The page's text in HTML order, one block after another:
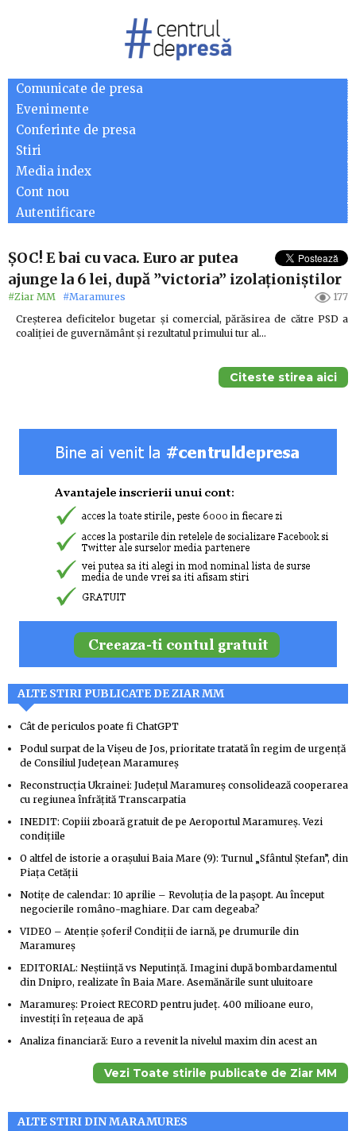
Comunicate de presa
Evenimente
Conferinte de presa
Stiri
Media index
Cont nou
Autentificare
ȘOC! E bai cu vaca. Euro ar putea
ajunge la 6 lei, după ”victoria” izolaționiștilor
#Ziar MM #Maramures
177
Creșterea deficitelor bugetar și comercial, părăsirea de către PSD a
coaliției de guvernământ și rezultatul primului tur al…
Citeste stirea aici
ALTE STIRI PUBLICATE DE ZIAR MM
Cât de periculos poate fi ChatGPT
Podul surpat de la Vișeu de Jos, prioritate tratată în regim de urgență
de Consiliul Județean Maramureș
Reconstrucția Ukrainei: Județul Maramureș consolidează cooperarea
cu regiunea înfrățită Transcarpatia
INEDIT: Copiii zboară gratuit de pe Aeroportul Maramureș. Vezi
condițiile
O altfel de istorie a orașului Baia Mare (9): Turnul „Sfântul Ștefan”, din
Piața Cetății
Notițe de calendar: 10 aprilie – Revoluția de la pașopt. Au început
negocierile româno-maghiare. Dar cam degeaba?
VIDEO – Atenție șoferi! Condiții de iarnă, pe drumurile din
Maramureș
EDITORIAL: Neștiință vs Neputință. Imagini după bombardamentul
din Dnipro, realizate în Baia Mare. Asemănările sunt uluitoare
Maramureș: Proiect RECORD pentru județ. 400 milioane euro,
investiți în rețeaua de apă
Analiza financiară: Euro a revenit la nivelul maxim din acest an
Vezi Toate stirile publicate de Ziar MM
ALTE STIRI DIN MARAMURES